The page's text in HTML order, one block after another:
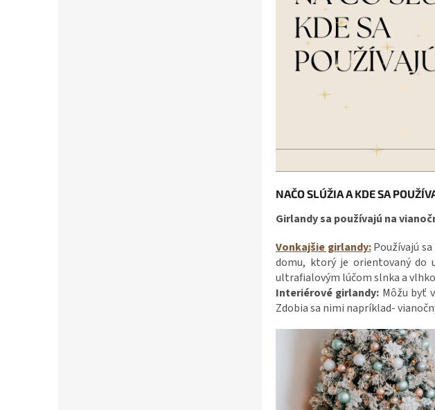
NAČO SLÚŽIA A KDE SA
Girlandy sa používajú na
Vonkajšie girlandy:Používajú
domu, ktorý je orientovaný do
ultrafialovým lúčom slnka a
Interiérové girlandy: Môžu byť
Zdobia sa nimi napríklad-